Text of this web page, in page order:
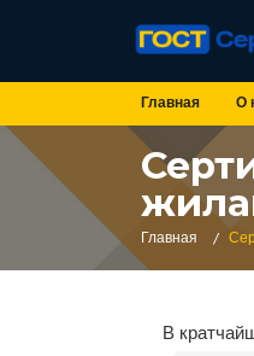
Главная О
Главная /
В